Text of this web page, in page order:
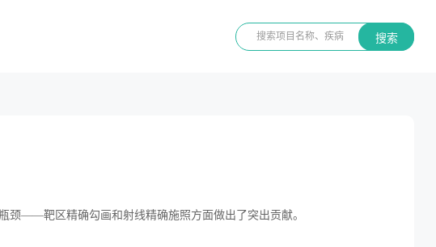
搜索
颈——靶区精确勾画和射线精确施照方面做出了突出贡献。